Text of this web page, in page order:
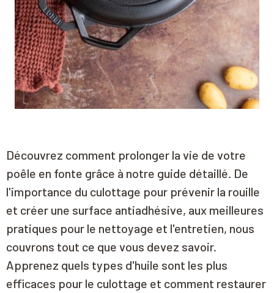
Découvrez comment prolonger la vie de votre
poêle en fonte grâce à notre guide détaillé. De
l'importance du culottage pour prévenir la rouille
et créer une surface antiadhésive, aux meilleures
pratiques pour le nettoyage et l'entretien, nous
couvrons tout ce que vous devez savoir.
Apprenez quels types d'huile sont les plus
efficaces pour le culottage et comment restaurer